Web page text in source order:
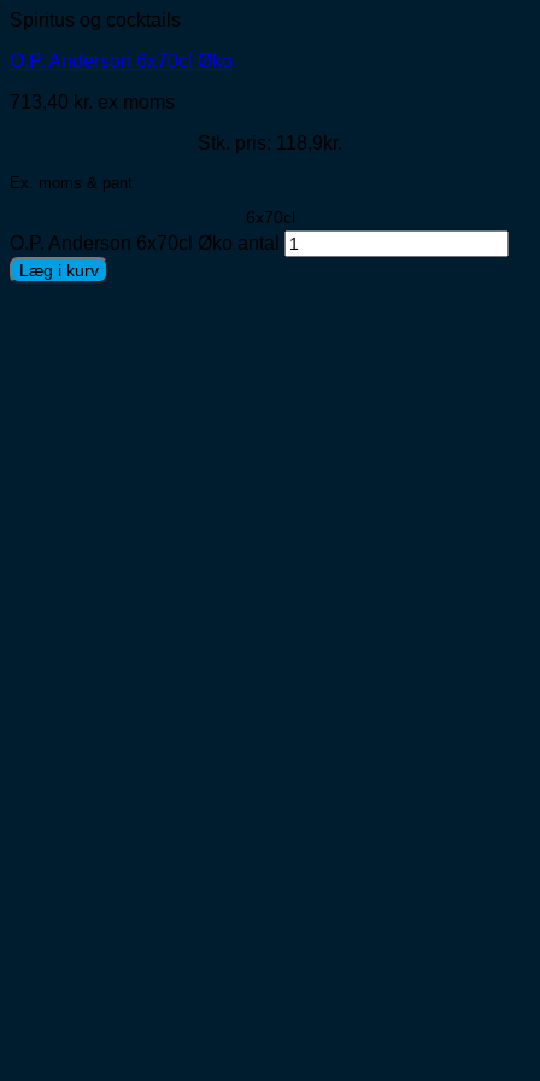
Spiritus og cocktails
O.P. Anderson 6x70cl Øko
713,40 kr. ex moms
Stk. pris: 118,9kr.
Ex. moms & pant
6x70cl
O.P. Anderson 6x70cl Øko antal
Læg i kurv